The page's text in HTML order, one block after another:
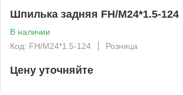
Шпилька задняя FH/M24*1.5-124
В наличии
Код: FH/M24*1.5-124
Розница
Цену уточняйте